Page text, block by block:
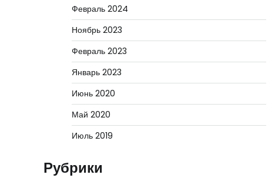
Февраль 2024
Ноябрь 2023
Февраль 2023
Январь 2023
Июнь 2020
Май 2020
Июль 2019
Рубрики